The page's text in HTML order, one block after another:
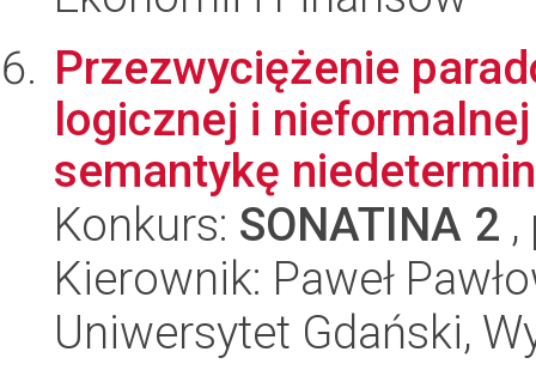
Przezwyciężenie
logicznej i
semantykę
Konkurs: SONATINA 2
Kierownik: Paweł
Uniwersytet Gdański,